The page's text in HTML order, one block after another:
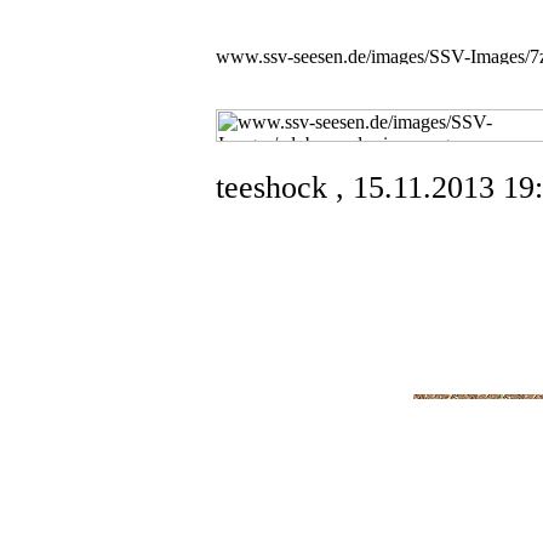
teeshock , 15.11.2013